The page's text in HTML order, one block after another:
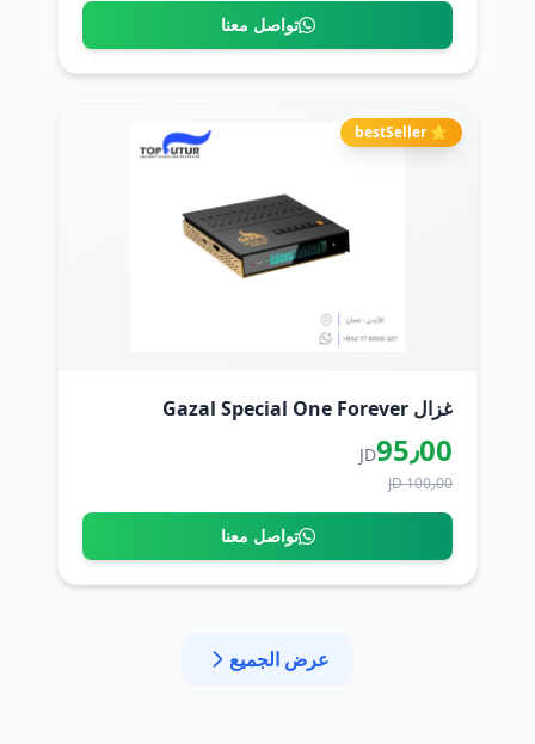
تواصل معنا
⭐ bestSeller
غزال Gazal Special One Forever
95٫00JD
100٫00 JD
تواصل معنا
عرض الجميع